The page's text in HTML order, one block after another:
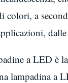
colori, a
a LED è
lampadina a